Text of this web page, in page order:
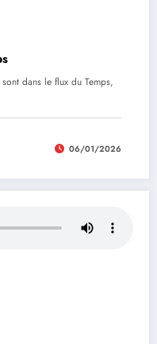
dans le flux du Temps,
06/01/2026